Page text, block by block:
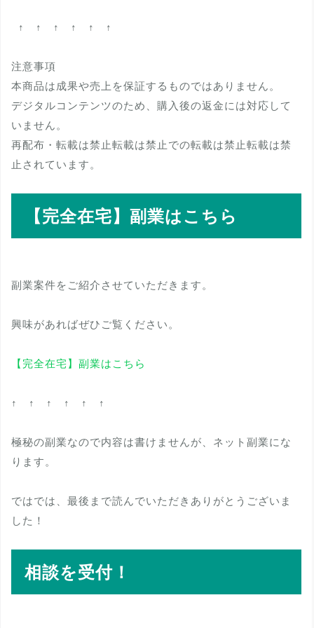
↑ ↑ ↑ ↑ ↑ ↑
注意事項
本商品は成果や売上を保証するものではありません。
デジタルコンテンツのため、購入後の返金には対応して
いません。
再配布・転載は禁止転載は禁止での転載は禁止転載は禁
止されています。
【完全在宅】副業はこちら
副業案件をご紹介させていただきます。
興味があればぜひご覧ください。
【完全在宅】副業はこちら
↑ ↑ ↑ ↑ ↑ ↑
極秘の副業なので内容は書けませんが、ネット副業にな
ります。
ではでは、最後まで読んでいただきありがとうございま
した！
相談を受付！